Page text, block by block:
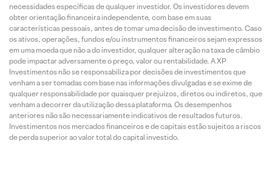
necessidades específicas de qualquer investidor. Os investidores devem
obter orientação financeira independente, com base em suas
características pessoais, antes de tomar uma decisão de investimento. Caso
os ativos, operações, fundos e/ou instrumentos financeiros sejam expressos
em uma moeda que não a do investidor, qualquer alteração na taxa de câmbio
pode impactar adversamente o preço, valor ou rentabilidade. A XP
Investimentos não se responsabiliza por decisões de investimentos que
venham a ser tomadas com base nas informações divulgadas e se exime de
qualquer responsabilidade por quaisquer prejuízos, diretos ou indiretos, que
venham a decorrer da utilização dessa plataforma. Os desempenhos
anteriores não são necessariamente indicativos de resultados futuros.
Investimentos nos mercados financeiros e de capitais estão sujeitos a riscos
de perda superior ao valor total do capital investido.